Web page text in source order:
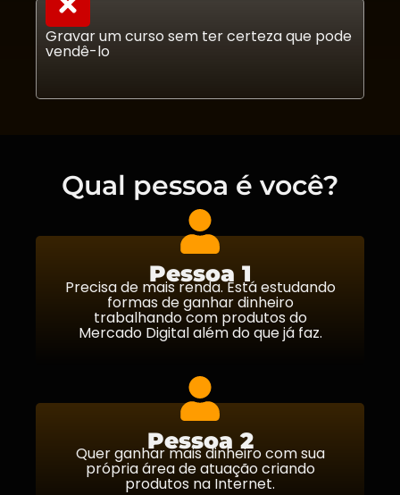
Gravar um curso sem ter certeza que pode
vendê-lo
Qual pessoa é você?
Pessoa 1
Precisa de mais renda. Está estudando
formas de ganhar dinheiro
trabalhando com produtos do
Mercado Digital além do que já faz.
Pessoa 2
Quer ganhar mais dinheiro com sua
própria área de atuação criando
produtos na Internet.